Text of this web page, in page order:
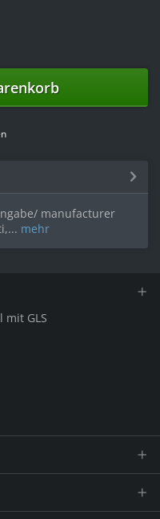
manufacturer
mehr
mit GLS